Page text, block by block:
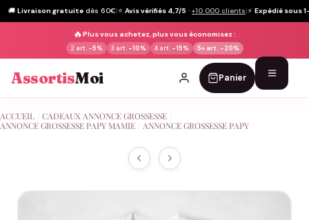
🚚 Livraison gratuite dès 60€|⭐ Avis vérifiés 4,7/5 · +10 000 clients|⚡ Expédié sous
🔥Plus vous achetez, plus vous économisez :
2 art. -5% 3 art. -10% 4 art. -15% 5+ art. -20%
AssortisMoi Panier
au
ACCUEIL CADEAUX ANNONCE GROSSESSE
ANNONCE GROSSESSE PAPY MAMIE
ANNONCE GROSSESSE PAPY